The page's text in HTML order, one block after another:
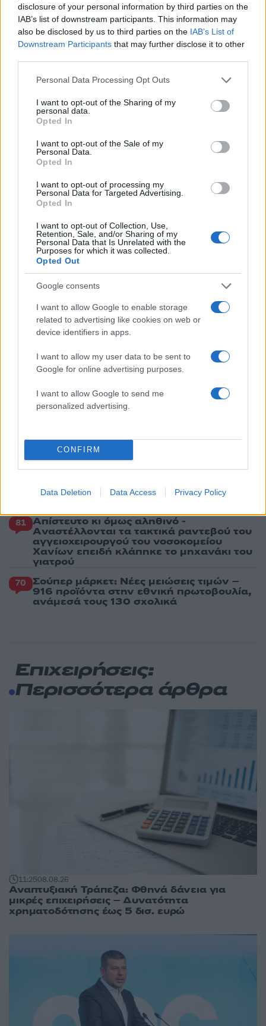
disclosure of your personal information by third parties on the
IAB’s list of downstream participants. This information may
also be disclosed by us to third parties on the IAB’s List of
Downstream Participants that may further disclose it to other
Please note that this website/app uses one or more Google
not limited to your visit or usage behaviour. You may click to
grant or deny consent to Google and its third-party tags to
use your data for below specified purposes in below Google
consent section.
Personal Data Processing Opt Outs
I want to opt-out of the Sharing of my
personal data.
Opted In
I want to opt-out of the Sale of my
Personal Data.
Opted In
I want to opt-out of processing my
Personal Data for Targeted Advertising.
Opted In
I want to opt-out of Collection, Use,
Retention, Sale, and/or Sharing of my
Personal Data that Is Unrelated with the
Purposes for which it was collected.
Opted Out
Google consents
I want to allow Google to enable storage
related to advertising like cookies on web or
device identifiers in apps.
I want to allow my user data to be sent to
Google for online advertising purposes.
I want to allow Google to send me
personalized advertising.
CONFIRM
Data Deletion Data Access Privacy Policy
Ακολουθήστε το Νewsit.gr στοGoogle Newsκαι
ενημερωθείτε πρώτοι για όλη την ειδησεογραφία και τα
τελευταία νέατης ημέρας
Πιο δημοφιλή
Η Άννα Βίσση ξετρελάθηκε με μπάντα που
έπαιζε Τσιτσάνη στο Φισκάρδο και τους
πρότεινε συνεργασία
Κωνσταντίνος Αργυρός και Αλεξάνδρα
Νίκα κάνουν διακοπές με πολυτελές γιοτ
με τα δύο παιδιά τους
Μαριζέτα Αντωνοπούλου στο newsit.gr: Οι
“σωτήρες” ανήκουν στο χρονοντούλαπο
της ιστορίας
Θρήνος για τον Λιονέλ Μέσι – Πέθανε ο
πατέρας του, Χόρχε
Το 5ο πακέτο βίντεο και φωτογραφιών με
UFO από το Πεντάγωνο - Το «τρίγωνο» και
οι «ψυχρές σφαίρες»
Πιο σχολιασμένα
να απολογηθεί την Τρίτη – «Είναι αθώα,
συμμετείχε στη διαδήλωση όπως και
100.000 άτομα»
για τη Δημοκρατία: «Καρυστιανού,
Γρατσία και Γαλανός μετέτρεψαν το
κίνημα σε φοβικό αρχηγικό κόμμα»
θεωρηθούν δωρεές και να επιβληθεί
81 Απίστευτο κι όμως αληθινό -
Aναστέλλονται τα τακτικά ραντεβού του
αγγειοχειρουργού του νοσοκομείου
Χανίων επειδή κλάπηκε το μηχανάκι του
γιατρού
70 Σούπερ μάρκετ: Νέες μειώσεις τιμών –
916 προϊόντα στην εθνική πρωτοβουλία,
ανάμεσά τους 130 σχολικά
Επιχειρήσεις:
Περισσότερα άρθρα
11:2508.08.26
Αναπτυξιακή Τράπεζα: Φθηνά δάνεια για
μικρές επιχειρήσεις – Δυνατότητα
χρηματοδότησης έως 5 δισ. ευρώ